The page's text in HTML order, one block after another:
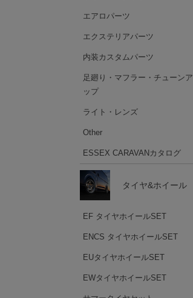
エアロパーツ
エクステリアパーツ
内装カスタムパーツ
足廻り・マフラー・チューンア
ップ
ライト・レンズ
Other
ESSEX CARAVANカタログ
タイヤ&ホイール
EF タイヤホイールSET
ENCS タイヤホイールSET
EUタイヤホイールSET
EWタイヤホイールSET